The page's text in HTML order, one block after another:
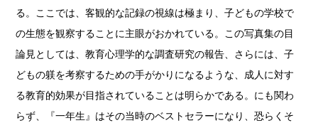
る。ここでは、客観的な記録の視線は極まり、子どもの学校で
の生態を観察することに主眼がおかれている。この写真集の目
論見としては、教育心理学的な調査研究の報告、さらには、子
どもの躾を考察するための手がかりになるような、成人に対す
る教育的効果が目指されていることは明らかである。にも関わ
らず、『一年生』はその当時のベストセラーになり、恐らくそ